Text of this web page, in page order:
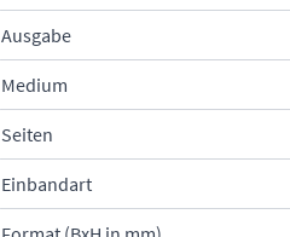
Ausgabe
Medium
Seiten
Einbandart